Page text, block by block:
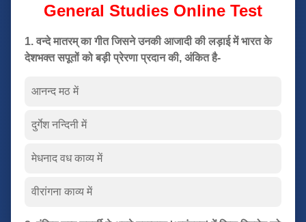
General Studies Online Test
1. वन्दे मातरम् का गीत जिसने उनकी आजादी की लड़ाई में भारत के
देशभक्त सपूतों को बड़ी प्रेरणा प्रदान की, अंकित है-
आनन्द मठ में
दुर्गेश नन्दिनी में
मेधनाद वध काव्य में
वीरांगना काव्य में